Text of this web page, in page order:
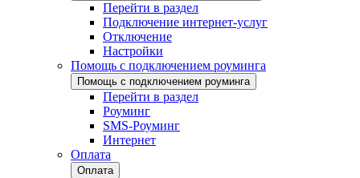
Перейти в раздел
Подключение интернет-услуг
Отключение
Настройки
Помощь с подключением роуминга
Помощь с подключением роуминга
Перейти в раздел
Роуминг
SMS-Роуминг
Интернет
Оплата
Оплата